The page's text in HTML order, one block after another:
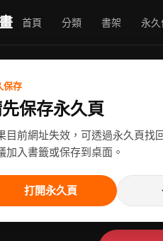
首頁 分類 書架 永
保存
保存永久頁
目前網址失效，可透過永久頁找
加入書籤或保存到桌面。
打開永久頁
JK
作者：[満開
漢化
JK生主のロー